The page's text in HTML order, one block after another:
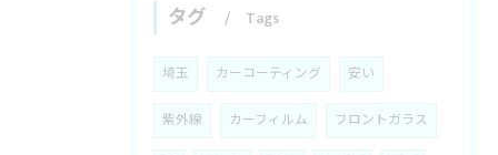
タグ Tags
埼玉 カーコーティング 安い
紫外線 カーフィルム フロントガラス